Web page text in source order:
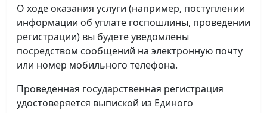
О ходе оказания услуги (например, поступлении
информации об уплате госпошлины, проведении
регистрации) вы будете уведомлены
посредством сообщений на электронную почту
или номер мобильного телефона.
Проведенная государственная регистрация
удостоверяется выпиской из Единого